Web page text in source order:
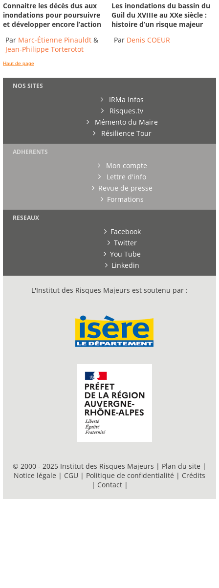
Connaitre les décès dus aux
inondations pour poursuivre
et développer encore l’action
Par Marc-Étienne Pinauldt &
Jean-Philippe Torterotot
Les inondations du bassin du
Guil du XVIIIe au XXe siècle :
histoire d’un risque majeur
Par Denis COEUR
Haut de page
NOS SITES
IRMa Infos
Risques.tv
Mémento du Maire
Résilience Tour
ADHERENTS
Mon compte
Lettre d'info
Revue de presse
Formations
RESEAUX
Facebook
Twitter
You Tube
Linkedin
L'Institut des Risques Majeurs est soutenu par :
© 2000 - 2025 Institut des Risques Majeurs | Plan du site |
Notice légale | CGU | Politique de confidentialité | Crédits
| Contact |